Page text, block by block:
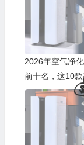
2026年空气净
前十名，这10款
音运行超赞！